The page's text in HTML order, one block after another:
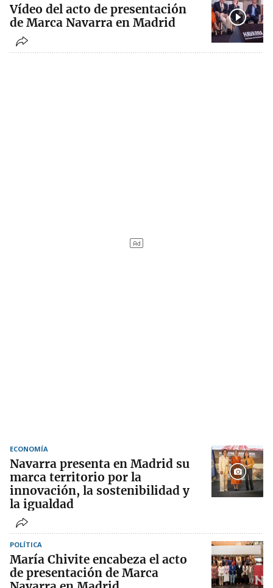
Vídeo del acto de presentación
de Marca Navarra en Madrid
ECONOMÍA
Navarra presenta en Madrid su
marca territorio por la
innovación, la sostenibilidad y
la igualdad
POLÍTICA
María Chivite encabeza el acto
de presentación de Marca